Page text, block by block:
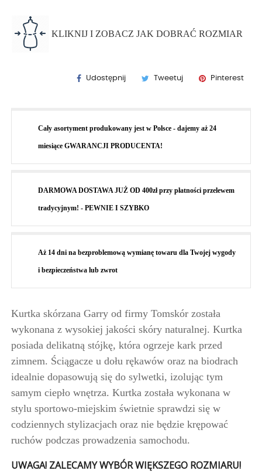
KLIKNIJ I ZOBACZ JAK DOBRAĆ ROZMIAR
Udostępnij Tweetuj Pinterest
Cały asortyment produkowany jest w Polsce - dajemy aż 24
miesiące GWARANCJI PRODUCENTA!
DARMOWA DOSTAWA JUŻ OD 400zł przy płatności przelewem
tradycyjnym! - PEWNIE I SZYBKO
Aż 14 dni na bezproblemową wymianę towaru dla Twojej wygody
i bezpieczeństwa lub zwrot
Kurtka skórzana Garry od firmy Tomskór została
wykonana z wysokiej jakości skóry naturalnej. Kurtka
posiada delikatną stójkę, która ogrzeje kark przed
zimnem. Ściągacze u dołu rękawów oraz na biodrach
idealnie dopasowują się do sylwetki, izolując tym
samym ciepło wnętrza. Kurtka została wykonana w
stylu sportowo-miejskim świetnie sprawdzi się w
codziennych stylizacjach oraz nie będzie krępować
ruchów podczas prowadzenia samochodu.
UWAGA! ZALECAMY WYBÓR WIĘKSZEGO ROZMIARU!